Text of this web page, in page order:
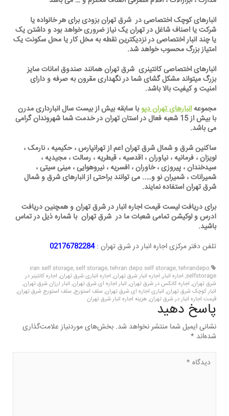
انبارهای کوچک اختصاصی در شرق تهران بزودی برای هر خانواده یا
شرکت یا اصناف شاغل در تهران یک نیاز ضروری خواهد بود و داشتن یک
یا چند انبار اختصاصی در نزدیکترین نقطه به مخل کار یا محل سکونت یک
امتیاز بزرگ محسوب خواهد شد.
انبارهای اختصاصی کانتینری شرق تهران همانند صندوق امانات سایز
بزرگ میتواند مشکل گشای شما در نگهداری مقرون به صرفه و دارای
امنیت و کیفیت بالا باشد.
مجموعه انبارهای تهران دپوبا سابقه بیش از بیست سال انبارداری مدرن
با بیش از 15 شعبه فعال در استان تهران در خدمت شما شهروندان گرامی
می باشد.
ساکنین شرق و شمال شرق تهران اعم از تهرانپارس ، حکیمیه ، نارمک ،
لویزان ، فرمانیه ، نیاوران ، اقدسیه ، قیطریه ، رسالت ، مجیدیه ،
سیدخندان ، پیروزی ، خاوران ، افسریه ، نیروهوایی ، مینی سیتی ،
شمیرانات ، شمیران نو و….. می توانند براحتی از انبارهای شرق و شمال
شرق تهران استفاده نمایند.
برای دریافت لیست قیمت اجاره انبار در شرق تهران و همچنین دریافت
آدرس و لوکیشن تمامی شعبات ما در شرق تهران با شماره ذیل در تماس
باشید.
تلفن دفتر مرکزی اجاره انبار در شرق تهران :02176782284
iran self storage, self storage,tehran depo self storage,tehrandepo
selfstorage
, اجاره انبار, اجاره انبار شرق تهران, اجاره انباری شرق تهران, اجاره کانتینر در
شرق تهران, اجاره کانکس در شرق تهران, انبار اجاره ای شرق تهران, انبار ارزان شرق تهران,
انبار کوچک شرق تهران, انباری اجاره ای شرق تهران,سلف استورج,سلف استورج شرق تهران,
قیمت اجاره انبار در شرق تهران,هزینه اجاره انبار شرق تهران
پاسخ دهید
نشانی ایمیل شما منتشر نخواهد شد. بخش‌های موردنیاز علامت‌گذاری
شده‌اند *